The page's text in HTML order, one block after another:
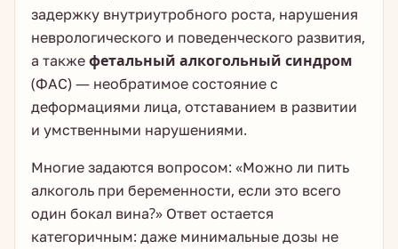
задержку внутриутробного роста, нарушения
неврологического и поведенческого развития,
а такжефетальный алкогольный синдром
(ФАС) — необратимое состояние с
деформациями лица, отставанием в развитии
и умственными нарушениями.
Многие задаются вопросом: «Можно ли пить
алкоголь при беременности, если это всего
один бокал вина?» Ответ остается
категоричным: даже минимальные дозы не